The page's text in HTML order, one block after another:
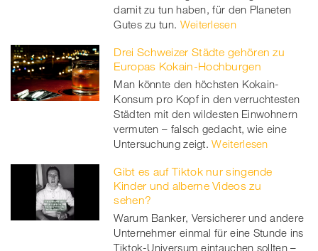
damit zu tun haben, für den Planeten
Gutes zu tun. Weiterlesen
Drei Schweizer Städte gehören zu
Europas Kokain-Hochburgen
Man könnte den höchsten Kokain-
Konsum pro Kopf in den verruchtesten
Städten mit den wildesten Einwohnern
vermuten – falsch gedacht, wie eine
Untersuchung zeigt. Weiterlesen
Gibt es auf Tiktok nur singende
Kinder und alberne Videos zu
sehen?
Warum Banker, Versicherer und andere
Unternehmer einmal für eine Stunde ins
Tiktok-Universum eintauchen sollten –